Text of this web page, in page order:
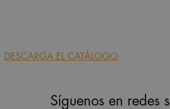
DESCARGA EL CATÁLOGO
Síguenos en redes